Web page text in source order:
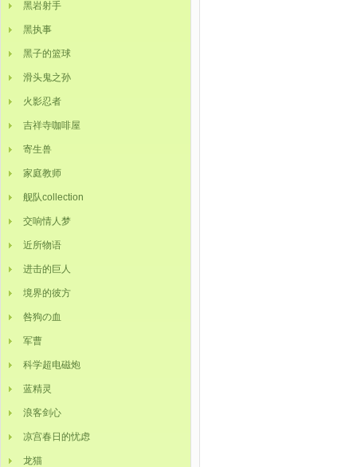
黑岩射手
黑执事
黑子的篮球
滑头鬼之孙
火影忍者
吉祥寺咖啡屋
寄生兽
家庭教师
舰队collection
交响情人梦
近所物语
进击的巨人
境界的彼方
咎狗の血
军曹
科学超电磁炮
蓝精灵
浪客剑心
凉宫春日的忧虑
龙猫